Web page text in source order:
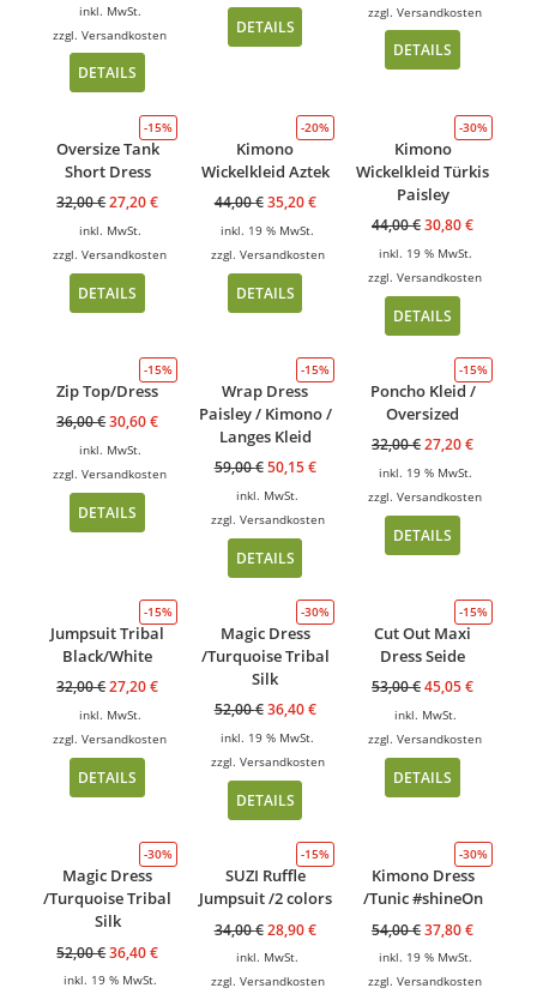
inkl. MwSt.
zzgl.Versandkosten
DETAILS
DETAILS
zzgl.Versandkosten
DETAILS
-15%
Oversize Tank
Short Dress
32,00€27,20€
inkl. MwSt.
zzgl.Versandkosten
DETAILS
-20%
Kimono
Wickelkleid Aztek
44,00€ 35,20€
inkl. 19 % MwSt.
zzgl. Versandkosten
DETAILS
-30%
Kimono
Wickelkleid Türkis
Paisley
44,00€30,80€
inkl. 19 % MwSt.
zzgl.Versandkosten
DETAILS
-15%
Zip Top/Dress
36,00€30,60€
inkl. MwSt.
zzgl.Versandkosten
DETAILS
-15%
Wrap Dress
Paisley / Kimono /
Langes Kleid
59,00€ 50,15€
inkl. MwSt.
zzgl. Versandkosten
DETAILS
-15%
Poncho Kleid /
Oversized
32,00€27,20€
inkl. 19 % MwSt.
zzgl.Versandkosten
DETAILS
-15%
Jumpsuit Tribal
Black/White
32,00€27,20€
inkl. MwSt.
zzgl.Versandkosten
DETAILS
-30%
Magic Dress
/Turquoise Tribal
Silk
52,00€ 36,40€
inkl. 19 % MwSt.
zzgl. Versandkosten
DETAILS
-15%
Cut Out Maxi
Dress Seide
53,00€45,05€
inkl. MwSt.
zzgl.Versandkosten
DETAILS
-30%
Magic Dress
/Turquoise Tribal
Silk
52,00€36,40€
inkl. 19 % MwSt.
-15%
SUZI Ruffle
Jumpsuit /2 colors
34,00€ 28,90€
inkl. MwSt.
zzgl. Versandkosten
-30%
Kimono Dress
/Tunic #shineOn
54,00€37,80€
inkl. 19 % MwSt.
zzgl.Versandkosten